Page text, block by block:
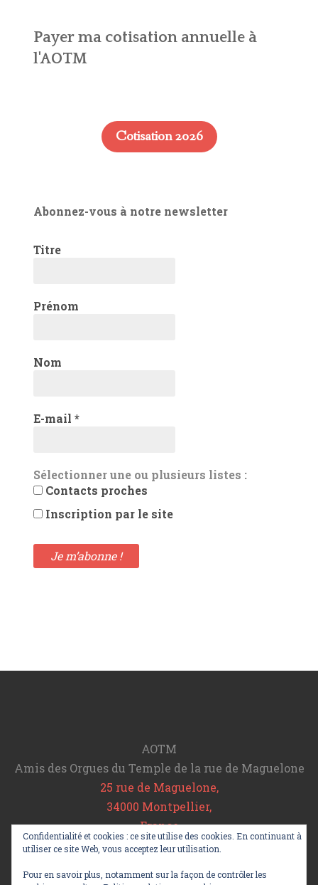
Payer ma cotisation annuelle à
l'AOTM
Cotisation 2026
Abonnez-vous à notre newsletter
Titre
Prénom
Nom
E-mail *
Sélectionner une ou plusieurs listes :
Contacts proches
Inscription par le site
AOTM
Amis des Orgues du Temple de la rue de Maguelone
25 rue de Maguelone,
34000 Montpellier,
France
Tel : 06 78 20 11 64
Confidentialité et cookies : ce site utilise des cookies. En continuant à
utiliser ce site Web, vous acceptez leur utilisation.
Pour en savoir plus, notamment sur la façon de contrôler les